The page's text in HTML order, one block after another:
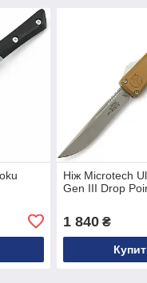
Ніж Microtech
Gen III Drop
1 840₴